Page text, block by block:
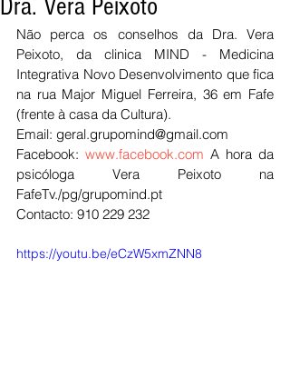
Dra. Vera Peixoto
Não perca os conselhos da Dra. Vera
Peixoto, da clinica MIND - Medicina
Integrativa Novo Desenvolvimento que fica
na rua Major Miguel Ferreira, 36 em Fafe
(frente à casa da Cultura).
Email: geral.grupomind@gmail.com
Facebook: www.facebook.com A hora da
psicóloga Vera Peixoto na
FafeTv./pg/grupomind.pt
Contacto: 910 229 232
https://youtu.be/eCzW5xmZNN8